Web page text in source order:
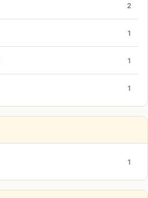
2
1
1
1
1